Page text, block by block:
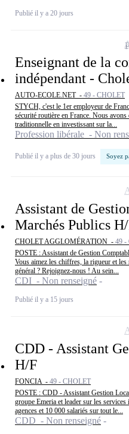
Publié il y a 20 jours
Enseignant de la
indépendant -
AUTO-ECOLE.NET - 49 - CHOLET
STYCH, c'est le 1er employeur de
sécurité routière en France. Nous
traditionnelle en investissant sur la...
Profession libérale - Non
Publié il y a plus de 30 jours Soyez
Assistant de
Marchés Publics
CHOLET AGGLOMÉRATION - 49 -
POSTE : Assistant de Gestion
Vous aimez les chiffres, la rigueur et
général ? Rejoignez-nous ! Au sein...
CDI - Non renseigné
Publié il y a 15 jours
CDD - Assistant
H/F
FONCIA - 49 - CHOLET
POSTE : CDD - Assistant Gestion
groupe Emeria et leader sur les
agences et 10 000 salariés sur tout le...
CDD - Non renseigné